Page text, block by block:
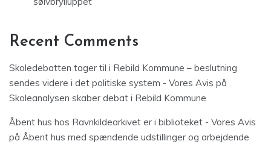
Recent Comments
Skoledebatten tager til i Rebild Kommune – beslutning
sendes videre i det politiske system - Vores Avis på
Skoleanalysen skaber debat i Rebild Kommune
Åbent hus hos Ravnkildearkivet er i biblioteket - Vores Avis
på Åbent hus med spændende udstillinger og arbejdende